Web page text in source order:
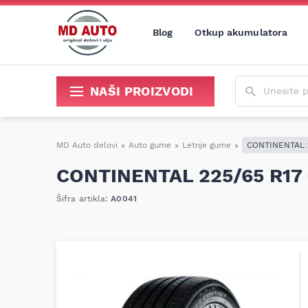
Blog Otkup akumulatora
NAŠI PROIZVODI
MD Auto delovi » Auto gume » Letnje gume »
CONTINENTAL 225/65
Šifra artikla:A0041